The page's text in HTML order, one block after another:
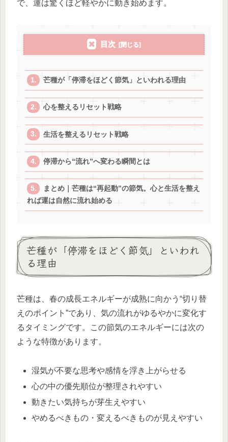
で、運は驚くほど軽やかに動き始めます。
目次
芒種が「停滞をほどく節気」といわれる理由
心を整えるリセット戦略
生活を整えるリセット戦略
停滞から“流れ”へ変わる瞬間とは
まとめ｜芒種は“再起動”の節気。心と生活を整え
れば運は自然に流れ始める
芒種が「停滞をほどく節気」といわれ
る理由
芒種は、春の成長エネルギーが成熟に向かう“切り替
えのポイント”であり、気の流れがゆるやかに変化す
るタイミングです。この節気のエネルギーには次の
ような特徴があります。
湿気が不要な思考や感情を浮き上がらせる
心の中の優先順位が整理されやすい
動きたい気持ちが芽生えやすい
やめるべきもの・変えるべきものが見えやすい